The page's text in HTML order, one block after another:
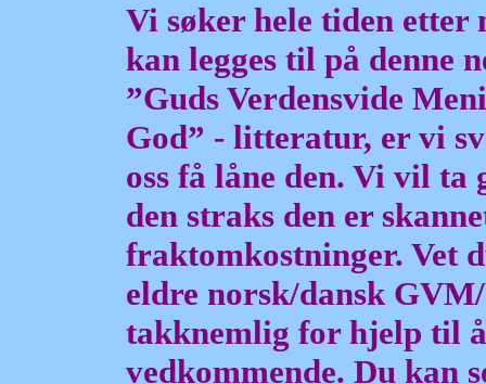
Vi søker hele tiden
kan legges til på denne
”Guds Verdensvide
God” - litteratur, er vi
oss få låne den. Vi vil ta
den straks den er
fraktomkostninger. Vet
eldre norsk/dansk
takknemlig for hjelp til
vedkommende. Du kan